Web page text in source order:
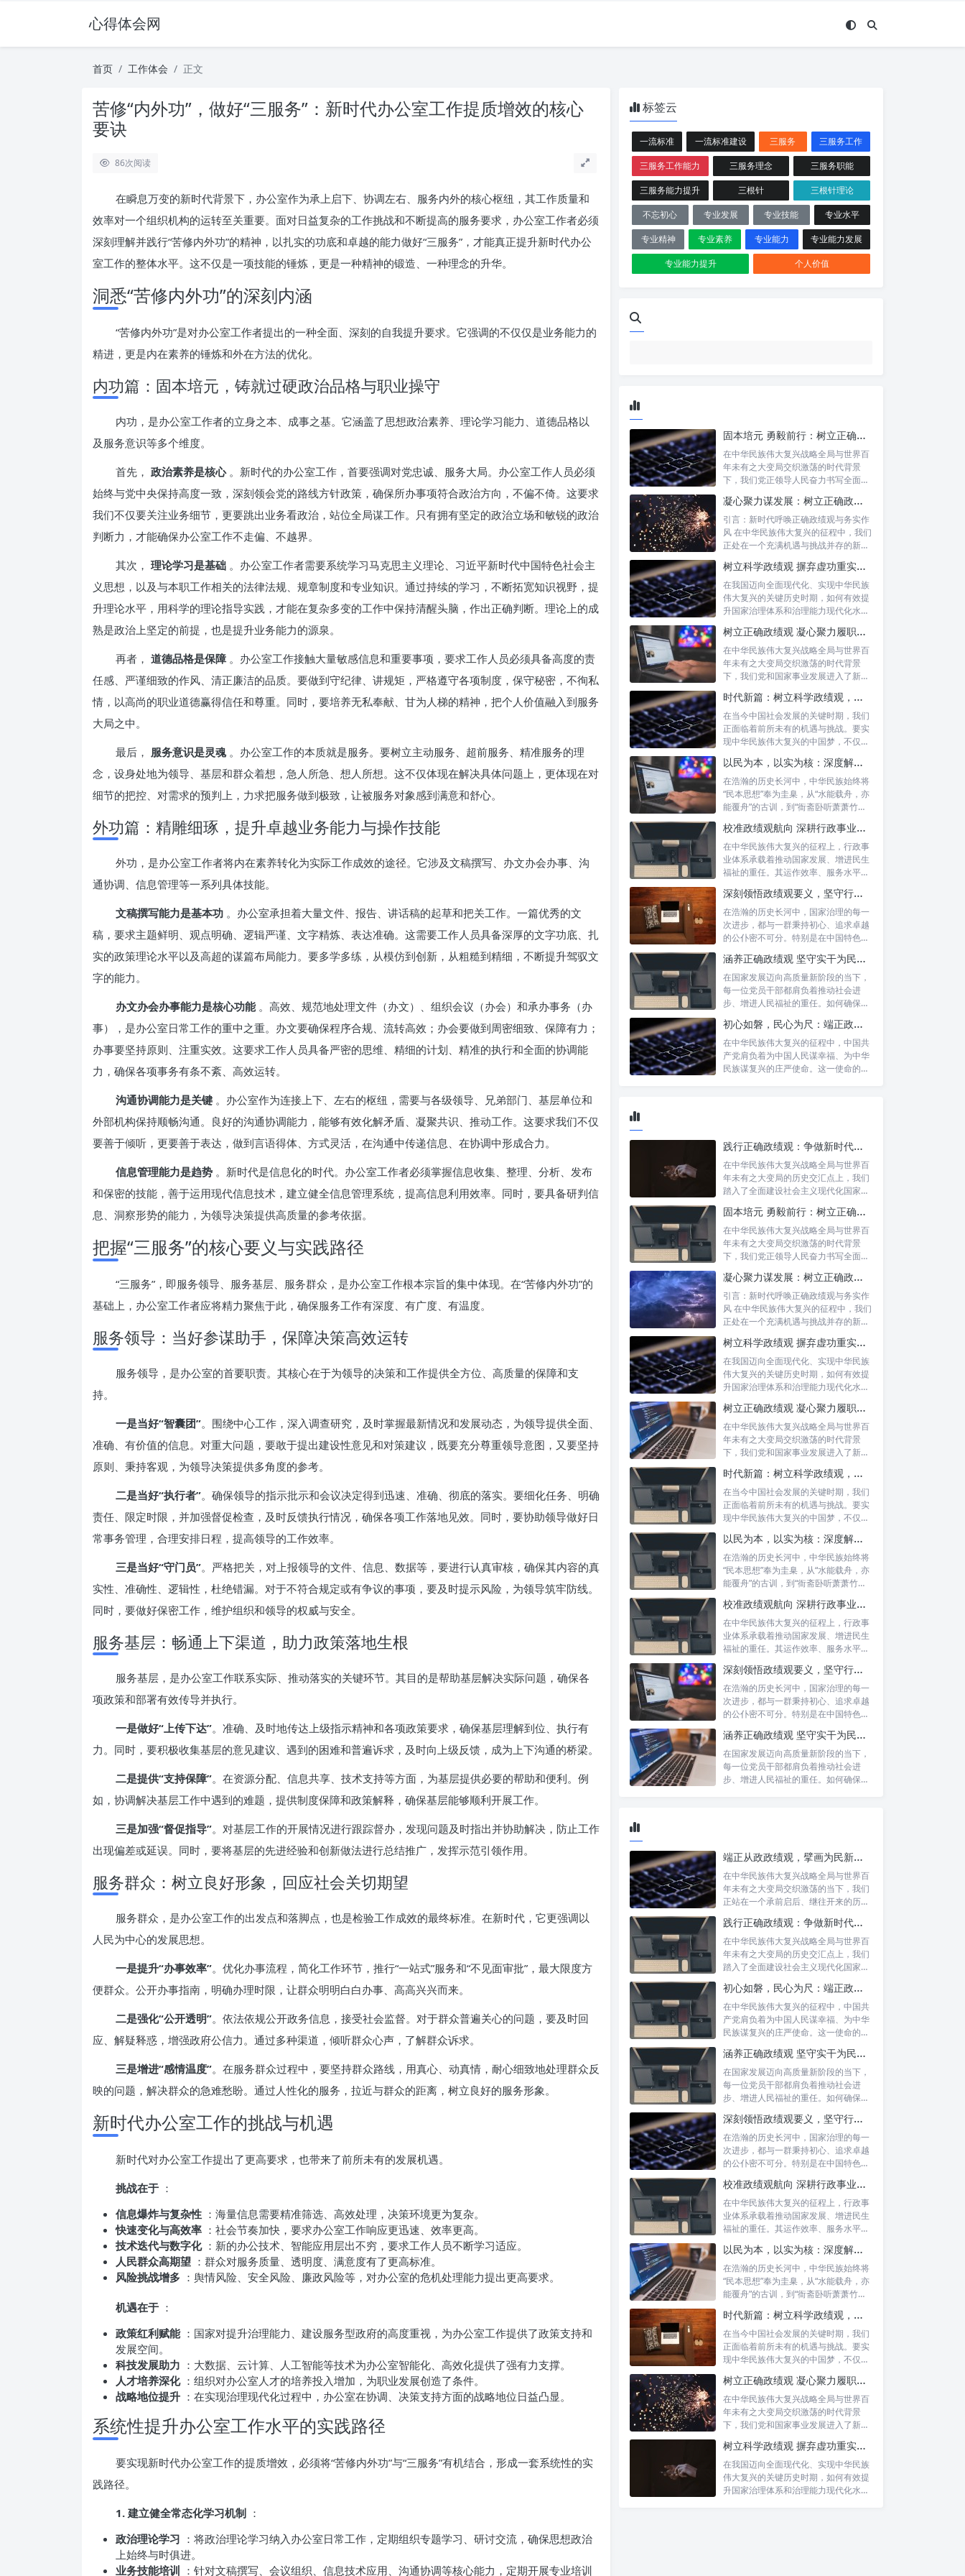
心得体会网
首页 工作体会 正文
苦修“内外功”，做好“三服务”：新时代办公室工作提质增效的核心
要诀
86次阅读
在瞬息万变的新时代背景下，办公室作为承上启下、协调左右、服务内外的核心枢纽，其工作质量和
效率对一个组织机构的运转至关重要。面对日益复杂的工作挑战和不断提高的服务要求，办公室工作者必须
深刻理解并践行“苦修内外功”的精神，以扎实的功底和卓越的能力做好“三服务”，才能真正提升新时代办公
室工作的整体水平。这不仅是一项技能的锤炼，更是一种精神的锻造、一种理念的升华。
洞悉“苦修内外功”的深刻内涵
“苦修内外功”是对办公室工作者提出的一种全面、深刻的自我提升要求。它强调的不仅仅是业务能力的
精进，更是内在素养的锤炼和外在方法的优化。
内功篇：固本培元，铸就过硬政治品格与职业操守
内功，是办公室工作者的立身之本、成事之基。它涵盖了思想政治素养、理论学习能力、道德品格以
及服务意识等多个维度。
首先， 政治素养是核心 。新时代的办公室工作，首要强调对党忠诚、服务大局。办公室工作人员必须
始终与党中央保持高度一致，深刻领会党的路线方针政策，确保所办事项符合政治方向，不偏不倚。这要求
我们不仅要关注业务细节，更要跳出业务看政治，站位全局谋工作。只有拥有坚定的政治立场和敏锐的政治
判断力，才能确保办公室工作不走偏、不越界。
其次， 理论学习是基础 。办公室工作者需要系统学习马克思主义理论、习近平新时代中国特色社会主
义思想，以及与本职工作相关的法律法规、规章制度和专业知识。通过持续的学习，不断拓宽知识视野，提
升理论水平，用科学的理论指导实践，才能在复杂多变的工作中保持清醒头脑，作出正确判断。理论上的成
熟是政治上坚定的前提，也是提升业务能力的源泉。
再者， 道德品格是保障 。办公室工作接触大量敏感信息和重要事项，要求工作人员必须具备高度的责
任感、严谨细致的作风、清正廉洁的品质。要做到守纪律、讲规矩，严格遵守各项制度，保守秘密，不徇私
情，以高尚的职业道德赢得信任和尊重。同时，要培养无私奉献、甘为人梯的精神，把个人价值融入到服务
大局之中。
最后， 服务意识是灵魂 。办公室工作的本质就是服务。要树立主动服务、超前服务、精准服务的理
念，设身处地为领导、基层和群众着想，急人所急、想人所想。这不仅体现在解决具体问题上，更体现在对
细节的把控、对需求的预判上，力求把服务做到极致，让被服务对象感到满意和舒心。
外功篇：精雕细琢，提升卓越业务能力与操作技能
外功，是办公室工作者将内在素养转化为实际工作成效的途径。它涉及文稿撰写、办文办会办事、沟
通协调、信息管理等一系列具体技能。
文稿撰写能力是基本功 。办公室承担着大量文件、报告、讲话稿的起草和把关工作。一篇优秀的文
稿，要求主题鲜明、观点明确、逻辑严谨、文字精炼、表达准确。这需要工作人员具备深厚的文字功底、扎
实的政策理论水平以及高超的谋篇布局能力。要多学多练，从模仿到创新，从粗糙到精细，不断提升驾驭文
字的能力。
办文办会办事能力是核心功能 。高效、规范地处理文件（办文）、组织会议（办会）和承办事务（办
事），是办公室日常工作的重中之重。办文要确保程序合规、流转高效；办会要做到周密细致、保障有力；
办事要坚持原则、注重实效。这要求工作人员具备严密的思维、精细的计划、精准的执行和全面的协调能
力，确保各项事务有条不紊、高效运转。
沟通协调能力是关键 。办公室作为连接上下、左右的枢纽，需要与各级领导、兄弟部门、基层单位和
外部机构保持顺畅沟通。良好的沟通协调能力，能够有效化解矛盾、凝聚共识、推动工作。这要求我们不仅
要善于倾听，更要善于表达，做到言语得体、方式灵活，在沟通中传递信息、在协调中形成合力。
信息管理能力是趋势 。新时代是信息化的时代。办公室工作者必须掌握信息收集、整理、分析、发布
和保密的技能，善于运用现代信息技术，建立健全信息管理系统，提高信息利用效率。同时，要具备研判信
息、洞察形势的能力，为领导决策提供高质量的参考依据。
把握“三服务”的核心要义与实践路径
“三服务”，即服务领导、服务基层、服务群众，是办公室工作根本宗旨的集中体现。在“苦修内外功”的
基础上，办公室工作者应将精力聚焦于此，确保服务工作有深度、有广度、有温度。
服务领导：当好参谋助手，保障决策高效运转
服务领导，是办公室的首要职责。其核心在于为领导的决策和工作提供全方位、高质量的保障和支
持。
一是当好“智囊团”。围绕中心工作，深入调查研究，及时掌握最新情况和发展动态，为领导提供全面、
准确、有价值的信息。对重大问题，要敢于提出建设性意见和对策建议，既要充分尊重领导意图，又要坚持
原则、秉持客观，为领导决策提供多角度的参考。
二是当好“执行者”。确保领导的指示批示和会议决定得到迅速、准确、彻底的落实。要细化任务、明确
责任、限定时限，并加强督促检查，及时反馈执行情况，确保各项工作落地见效。同时，要协助领导做好日
常事务管理，合理安排日程，提高领导的工作效率。
三是当好“守门员”。严格把关，对上报领导的文件、信息、数据等，要进行认真审核，确保其内容的真
实性、准确性、逻辑性，杜绝错漏。对于不符合规定或有争议的事项，要及时提示风险，为领导筑牢防线。
同时，要做好保密工作，维护组织和领导的权威与安全。
服务基层：畅通上下渠道，助力政策落地生根
服务基层，是办公室工作联系实际、推动落实的关键环节。其目的是帮助基层解决实际问题，确保各
项政策和部署有效传导并执行。
一是做好“上传下达”。准确、及时地传达上级指示精神和各项政策要求，确保基层理解到位、执行有
力。同时，要积极收集基层的意见建议、遇到的困难和普遍诉求，及时向上级反馈，成为上下沟通的桥梁。
二是提供“支持保障”。在资源分配、信息共享、技术支持等方面，为基层提供必要的帮助和便利。例
如，协调解决基层工作中遇到的难题，提供制度保障和政策解释，确保基层能够顺利开展工作。
三是加强“督促指导”。对基层工作的开展情况进行跟踪督办，发现问题及时指出并协助解决，防止工作
出现偏差或延误。同时，要将基层的先进经验和创新做法进行总结推广，发挥示范引领作用。
服务群众：树立良好形象，回应社会关切期望
服务群众，是办公室工作的出发点和落脚点，也是检验工作成效的最终标准。在新时代，它更强调以
人民为中心的发展思想。
一是提升“办事效率”。优化办事流程，简化工作环节，推行“一站式”服务和“不见面审批”，最大限度方
便群众。公开办事指南，明确办理时限，让群众明明白白办事、高高兴兴而来。
二是强化“公开透明”。依法依规公开政务信息，接受社会监督。对于群众普遍关心的问题，要及时回
应、解疑释惑，增强政府公信力。通过多种渠道，倾听群众心声，了解群众诉求。
三是增进“感情温度”。在服务群众过程中，要坚持群众路线，用真心、动真情，耐心细致地处理群众反
映的问题，解决群众的急难愁盼。通过人性化的服务，拉近与群众的距离，树立良好的服务形象。
新时代办公室工作的挑战与机遇
新时代对办公室工作提出了更高要求，也带来了前所未有的发展机遇。
挑战在于 ：
信息爆炸与复杂性 ：海量信息需要精准筛选、高效处理，决策环境更为复杂。
快速变化与高效率 ：社会节奏加快，要求办公室工作响应更迅速、效率更高。
技术迭代与数字化 ：新的办公技术、智能应用层出不穷，要求工作人员不断学习适应。
人民群众高期望 ：群众对服务质量、透明度、满意度有了更高标准。
风险挑战增多 ：舆情风险、安全风险、廉政风险等，对办公室的危机处理能力提出更高要求。
机遇在于 ：
政策红利赋能 ：国家对提升治理能力、建设服务型政府的高度重视，为办公室工作提供了政策支持和
发展空间。
科技发展助力 ：大数据、云计算、人工智能等技术为办公室智能化、高效化提供了强有力支撑。
人才培养深化 ：组织对办公室人才的培养投入增加，为职业发展创造了条件。
战略地位提升 ：在实现治理现代化过程中，办公室在协调、决策支持方面的战略地位日益凸显。
系统性提升办公室工作水平的实践路径
要实现新时代办公室工作的提质增效，必须将“苦修内外功”与“三服务”有机结合，形成一套系统性的实
践路径。
1. 建立健全常态化学习机制 ：
政治理论学习 ：将政治理论学习纳入办公室日常工作，定期组织专题学习、研讨交流，确保思想政治
上始终与时俱进。
业务技能培训
：针对文稿撰写、会议组织、信息技术应用、沟通协调等核心能力，定期开展专业培训
标签云
一流标准 一流标准建设 三服务
三服务工作
三服务工作能力
三服务理念
三服务职能
三服务能力提升
三根针
三根针理论
不忘初心
专业发展 专业技能
专业水平
专业精神
专业素养 专业能力
专业能力发展
专业能力提升
个人价值
固本培元 勇毅前行：树立正确政绩观，坚守初心勇担当的时代命题与实践方略
在中华民族伟大复兴战略全局与世界百
年未有之大变局交织激荡的时代背景
下，我们党正领导人民奋力书写全面建
凝心聚力谋发展：树立正确政绩理念，锤炼务实工作作风
引言：新时代呼唤正确政绩观与务实作
风 在中华民族伟大复兴的征程中，我们
正处在一个充满机遇与挑战并存的新时
树立科学政绩观 摒弃虚功重实绩：迈向高质量发展的必由之路
在我国迈向全面现代化、实现中华民族
伟大复兴的关键历史时期，如何有效提
升国家治理体系和治理能力现代化水
树立正确政绩观 凝心聚力履职尽责：新时代干事创业的根本遵循
在中华民族伟大复兴战略全局与世界百
年未有之大变局交织激荡的时代背景
下，我们党和国家事业发展进入了新的
时代新篇：树立科学政绩观，摒弃虚功重实绩，迈向高质量发展
在当今中国社会发展的关键时期，我们
正面临着前所未有的机遇与挑战。要实
现中华民族伟大复兴的中国梦，不仅需
以民为本，以实为核：深度解析坚守为民初心与正确政绩观念的融合路径
在浩瀚的历史长河中，中华民族始终将
“民本思想”奉为圭臬，从“水能载舟，亦
能覆舟”的古训，到“衙斋卧听萧萧竹，
校准政绩观航向 深耕行政事业本职：新时代高质量发展的核心密码
在中华民族伟大复兴的征程上，行政事
业体系承载着推动国家发展、增进民生
福祉的重任。其运作效率、服务水平乃
深刻领悟政绩观要义，坚守行政事业初心：新时代公仆的使命与担当
在浩瀚的历史长河中，国家治理的每一
次进步，都与一群秉持初心、追求卓越
的公仆密不可分。特别是在中国特色社
涵养正确政绩观 坚守实干为民情怀：新时代干部成长的双重基石
在国家发展迈向高质量新阶段的当下，
每一位党员干部都肩负着推动社会进
步、增进人民福祉的重任。如何确保我
初心如磐，民心为尺：端正政绩价值取向，砥砺为民服务初心的新时代答卷
在中华民族伟大复兴的征程中，中国共
产党肩负着为中国人民谋幸福、为中华
民族谋复兴的庄严使命。这一使命的实
践行正确政绩观：争做新时代人民信赖的合格公职人员
在中华民族伟大复兴战略全局与世界百
年未有之大变局的历史交汇点上，我们
踏入了全面建设社会主义现代化国家的
固本培元 勇毅前行：树立正确政绩观，坚守初心勇担当的时代命题与实践方略
在中华民族伟大复兴战略全局与世界百
年未有之大变局交织激荡的时代背景
下，我们党正领导人民奋力书写全面建
凝心聚力谋发展：树立正确政绩理念，锤炼务实工作作风
引言：新时代呼唤正确政绩观与务实作
风 在中华民族伟大复兴的征程中，我们
正处在一个充满机遇与挑战并存的新时
树立科学政绩观 摒弃虚功重实绩：迈向高质量发展的必由之路
在我国迈向全面现代化、实现中华民族
伟大复兴的关键历史时期，如何有效提
升国家治理体系和治理能力现代化水
树立正确政绩观 凝心聚力履职尽责：新时代干事创业的根本遵循
在中华民族伟大复兴战略全局与世界百
年未有之大变局交织激荡的时代背景
下，我们党和国家事业发展进入了新的
时代新篇：树立科学政绩观，摒弃虚功重实绩，迈向高质量发展
在当今中国社会发展的关键时期，我们
正面临着前所未有的机遇与挑战。要实
现中华民族伟大复兴的中国梦，不仅需
以民为本，以实为核：深度解析坚守为民初心与正确政绩观念的融合路径
在浩瀚的历史长河中，中华民族始终将
“民本思想”奉为圭臬，从“水能载舟，亦
能覆舟”的古训，到“衙斋卧听萧萧竹，
校准政绩观航向 深耕行政事业本职：新时代高质量发展的核心密码
在中华民族伟大复兴的征程上，行政事
业体系承载着推动国家发展、增进民生
福祉的重任。其运作效率、服务水平乃
深刻领悟政绩观要义，坚守行政事业初心：新时代公仆的使命与担当
在浩瀚的历史长河中，国家治理的每一
次进步，都与一群秉持初心、追求卓越
的公仆密不可分。特别是在中国特色社
涵养正确政绩观 坚守实干为民情怀：新时代干部成长的双重基石
在国家发展迈向高质量新阶段的当下，
每一位党员干部都肩负着推动社会进
步、增进人民福祉的重任。如何确保我
端正从政政绩观，擘画为民新篇章：勇担时代新使命的责任与自觉
在中华民族伟大复兴战略全局与世界百
年未有之大变局交织激荡的当下，我们
正站在一个承前启后、继往开来的历史
践行正确政绩观：争做新时代人民信赖的合格公职人员
在中华民族伟大复兴战略全局与世界百
年未有之大变局的历史交汇点上，我们
踏入了全面建设社会主义现代化国家的
初心如磐，民心为尺：端正政绩价值取向，砥砺为民服务初心的新时代答卷
在中华民族伟大复兴的征程中，中国共
产党肩负着为中国人民谋幸福、为中华
民族谋复兴的庄严使命。这一使命的实
涵养正确政绩观 坚守实干为民情怀：新时代干部成长的双重基石
在国家发展迈向高质量新阶段的当下，
每一位党员干部都肩负着推动社会进
步、增进人民福祉的重任。如何确保我
深刻领悟政绩观要义，坚守行政事业初心：新时代公仆的使命与担当
在浩瀚的历史长河中，国家治理的每一
次进步，都与一群秉持初心、追求卓越
的公仆密不可分。特别是在中国特色社
校准政绩观航向 深耕行政事业本职：新时代高质量发展的核心密码
在中华民族伟大复兴的征程上，行政事
业体系承载着推动国家发展、增进民生
福祉的重任。其运作效率、服务水平乃
以民为本，以实为核：深度解析坚守为民初心与正确政绩观念的融合路径
在浩瀚的历史长河中，中华民族始终将
“民本思想”奉为圭臬，从“水能载舟，亦
能覆舟”的古训，到“衙斋卧听萧萧竹，
时代新篇：树立科学政绩观，摒弃虚功重实绩，迈向高质量发展
在当今中国社会发展的关键时期，我们
正面临着前所未有的机遇与挑战。要实
现中华民族伟大复兴的中国梦，不仅需
树立正确政绩观 凝心聚力履职尽责：新时代干事创业的根本遵循
在中华民族伟大复兴战略全局与世界百
年未有之大变局交织激荡的时代背景
下，我们党和国家事业发展进入了新的
树立科学政绩观 摒弃虚功重实绩：迈向高质量发展的必由之路
在我国迈向全面现代化、实现中华民族
伟大复兴的关键历史时期，如何有效提
升国家治理体系和治理能力现代化水